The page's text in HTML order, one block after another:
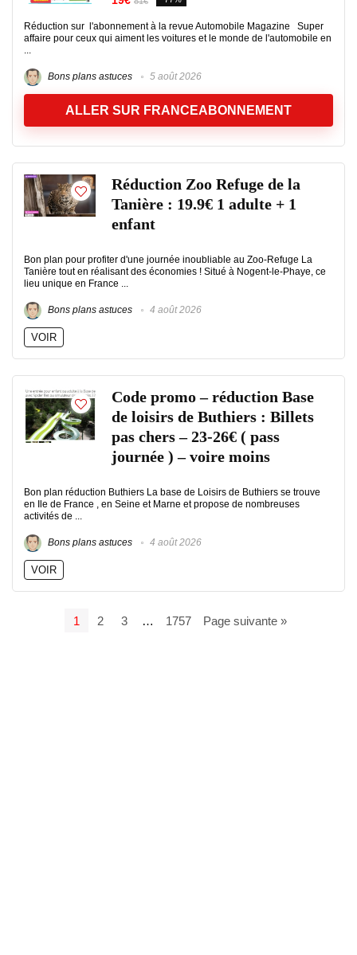
Réduction sur l'abonnement à la revue Automobile Magazine Super
affaire pour ceux qui aiment les voitures et le monde de l'automobile en
...
Bons plans astuces 5 août 2026
ALLER SUR FRANCEABONNEMENT
Réduction Zoo Refuge de la
Tanière : 19.9€ 1 adulte + 1
enfant
Bon plan pour profiter d'une journée inoubliable au Zoo-Refuge La
Tanière tout en réalisant des économies ! Situé à Nogent-le-Phaye, ce
lieu unique en France ...
Bons plans astuces 4 août 2026
VOIR
Code promo – réduction Base
de loisirs de Buthiers : Billets
pas chers – 23-26€ ( pass
journée ) – voire moins
Bon plan réduction Buthiers La base de Loisirs de Buthiers se trouve
en Ile de France , en Seine et Marne et propose de nombreuses
activités de ...
Bons plans astuces 4 août 2026
VOIR
1 2 3 … 1757 Page suivante »